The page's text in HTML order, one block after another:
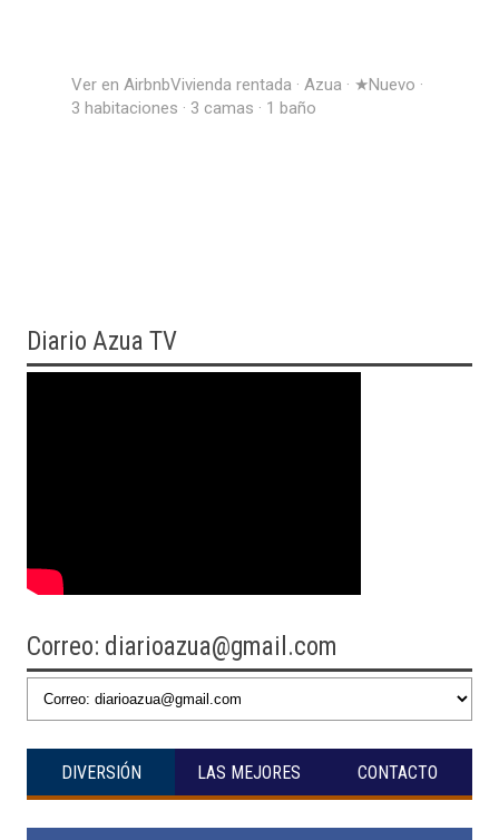
Ver en AirbnbVivienda rentada · Azua · ★Nuevo ·
3 habitaciones · 3 camas · 1 baño
Diario Azua TV
Correo: diarioazua@gmail.com
DIVERSIÓN LAS MEJORES CONTACTO